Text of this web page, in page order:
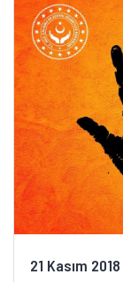
21 Kasım 2018